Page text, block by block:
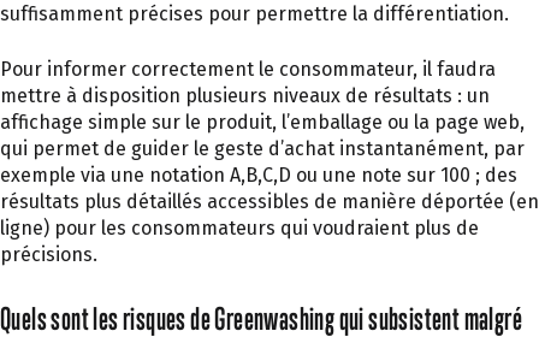
suffisamment précises pour permettre la différentiation.
Pour informer correctement le consommateur, il faudra
mettre à disposition plusieurs niveaux de résultats : un
affichage simple sur le produit, l’emballage ou la page web,
qui permet de guider le geste d’achat instantanément, par
exemple via une notation A,B,C,D ou une note sur 100 ; des
résultats plus détaillés accessibles de manière déportée (en
ligne) pour les consommateurs qui voudraient plus de
précisions.
Quels sont les risques de Greenwashing qui subsistent malgré